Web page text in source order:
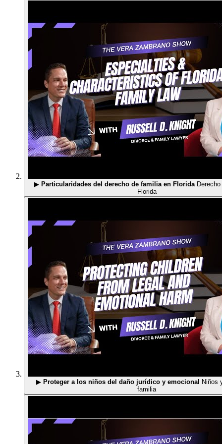
▶ Particularidades del derecho de familia en Florida
Florida
▶ Proteger a los niños del daño jurídico y emocional Niños
familia